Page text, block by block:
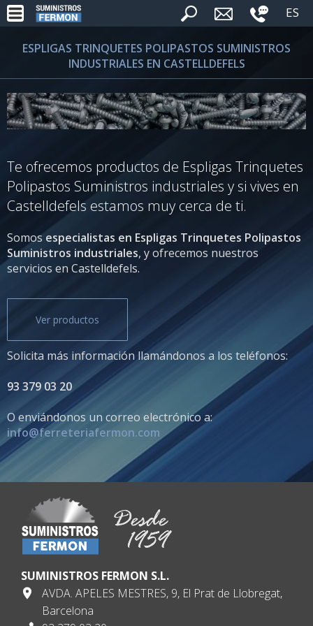
ES
ESPLIGAS TRINQUETES POLIPASTOS SUMINISTROS
INDUSTRIALES EN CASTELLDEFELS
Te ofrecemos productos de Espligas Trinquetes
Polipastos Suministros industriales y si vives en
Castelldefels estamos muy cerca de ti.
Somos especialistas en Espligas Trinquetes Polipastos
Suministros industriales, y ofrecemos nuestros
servicios en Castelldefels.
Ver productos
Solicita más información llamándonos a los teléfonos:
93 379 03 20
O enviándonos un correo electrónico a:
info@ferreteriafermon.com
SUMINISTROS FERMON S.L.
AVDA. APELES MESTRES, 9, El Prat de Llobregat,
Barcelona